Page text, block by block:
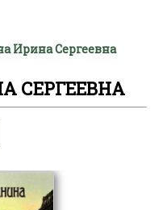
Ирина Сергеевна
СЕРГЕЕВНА